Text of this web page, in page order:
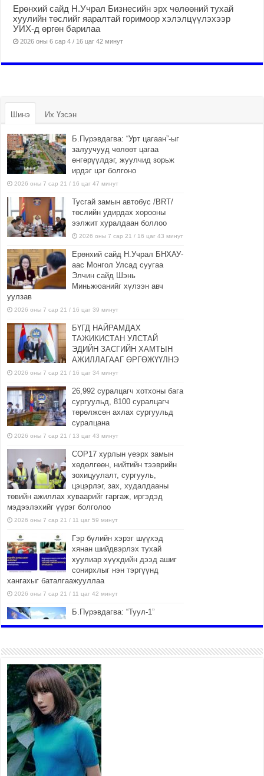
Ерөнхий сайд Н.Учрал Бизнесийн эрх чөлөөний тухай
хуулийн төслийг яаралтай горимоор хэлэлцүүлэхээр
УИХ-д өргөн барилаа
2026 оны 6 сар 4 / 16 цаг 42 минут
Шинэ Их Үзсэн
Б.Пүрэвдагва: “Урт цагаан”-ыг
залуучууд чөлөөт цагаа
өнгөрүүлдэг, жуулчид зорьж
ирдэг цэг болгоно
2026 оны 7 сар 21 / 16 цаг 47 минут
Тусгай замын автобус /BRT/
төслийн удирдах хорооны
ээлжит хуралдаан боллоо
2026 оны 7 сар 21 / 16 цаг 43 минут
Ерөнхий сайд Н.Учрал БНХАУ-
аас Монгол Улсад суугаа
Элчин сайд Шэнь
Миньжюанийг хүлээн авч
уулзав
2026 оны 7 сар 21 / 16 цаг 39 минут
БҮГД НАЙРАМДАХ
ТАЖИКИСТАН УЛСТАЙ
ЭДИЙН ЗАСГИЙН ХАМТЫН
АЖИЛЛАГААГ ӨРГӨЖҮҮЛНЭ
2026 оны 7 сар 21 / 16 цаг 34 минут
26,992 суралцагч хотхоны бага
сургуульд, 8100 суралцагч
төрөлжсөн ахлах сургуульд
суралцана
2026 оны 7 сар 21 / 13 цаг 43 минут
COP17 хурлын үеэрх замын
хөдөлгөөн, нийтийн тээврийн
зохицуулалт, сургууль,
цэцэрлэг, зах, худалдааны
төвийн ажиллах хуваарийг гаргаж, иргэдэд
мэдээлэхийг үүрэг болголоо
2026 оны 7 сар 21 / 11 цаг 59 минут
Гэр бүлийн хэрэг шүүхэд
хянан шийдвэрлэх тухай
хуулиар хүүхдийн дээд ашиг
сонирхлыг нэн тэргүүнд
хангахыг баталгаажууллаа
2026 оны 7 сар 21 / 11 цаг 42 минут
Б.Пүрэвдагва: “Туул-1”
2026 оны 7 сар 21 / 10 цаг 15 минут
НИЙСЛЭЛ, АЙМГИЙН
УДИРДЛАГУУДЫН АЖЛЫГ
ХҮНД СУРТЛЫГ БУУРУУЛЖ,
ИРГЭД, АЖ АХУЙН НЭГЖИЙН
АЧААГ ХЭРХЭН ХӨНГӨЛСНӨӨР ДҮГНЭНЭ
2026 оны 7 сар 21 / 10 цаг 09 минут
Байнгын хорооны дарга
М.Мандхай Цөлжилттэй
тэмцэх тухай НҮБ-ын